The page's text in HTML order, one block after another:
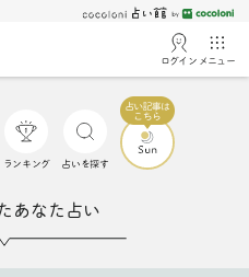
ログイン メニュー
ランキング 占いを探す
あなた占い